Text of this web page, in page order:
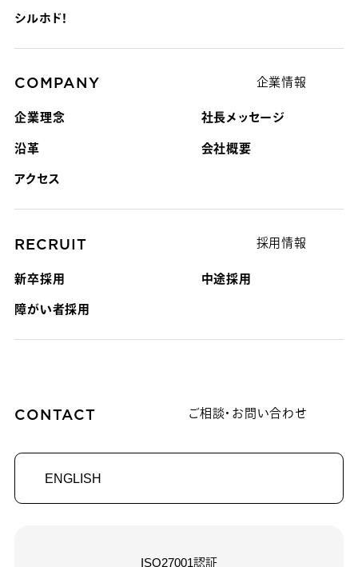
シルホド！
COMPANY 企業情報
企業理念 社長メッセージ
沿革 会社概要
アクセス
RECRUIT 採用情報
新卒採用 中途採用
障がい者採用
CONTACT ご相談・お問い合わせ
ENGLISH
ISO27001認証